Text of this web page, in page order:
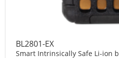
BL2801-EX
Smart Intrinsically Safe Li-ion